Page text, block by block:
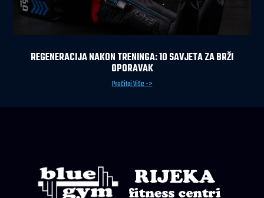
REGENERACIJA NAKON TRENINGA: 10 SAVJETA ZA BRŽI
OPORAVAK
Pročitaj Više ->